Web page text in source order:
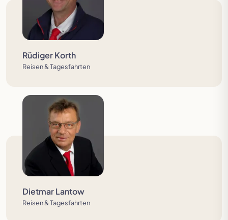
Rüdiger Korth
Reisen & Tagesfahrten
Dietmar Lantow
Reisen & Tagesfahrten